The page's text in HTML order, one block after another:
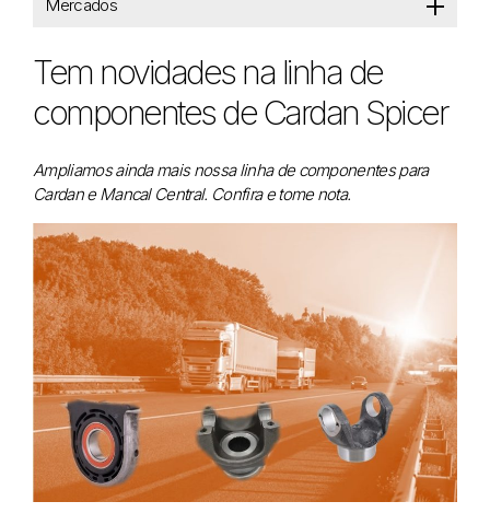
Mercados
Tem novidades na linha de
componentes de Cardan Spicer
Ampliamos ainda mais nossa linha de componentes para
Cardan e Mancal Central. Confira e tome nota.